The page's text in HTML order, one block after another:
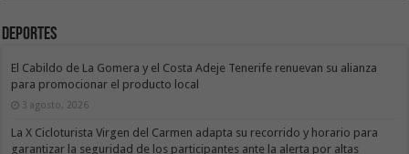
Deportes
El Cabildo de La Gomera y el Costa Adeje Tenerife renuevan su alianza
para promocionar el producto local
3 agosto, 2026
La X Cicloturista Virgen del Carmen adapta su recorrido y horario para
garantizar la seguridad de los participantes ante la alerta por altas